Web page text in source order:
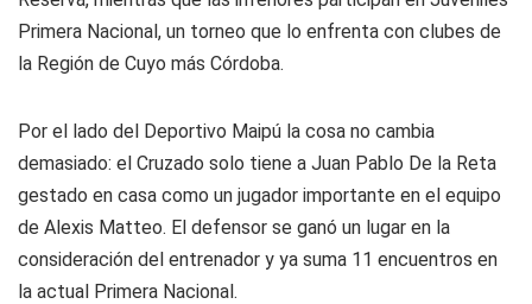
Primera Nacional, un torneo que lo enfrenta con clubes de
la Región de Cuyo más Córdoba.
Por el lado del Deportivo Maipú la cosa no cambia
demasiado: el Cruzado solo tiene a Juan Pablo De la Reta
gestado en casa como un jugador importante en el equipo
de Alexis Matteo. El defensor se ganó un lugar en la
consideración del entrenador y ya suma 11 encuentros en
la actual Primera Nacional.